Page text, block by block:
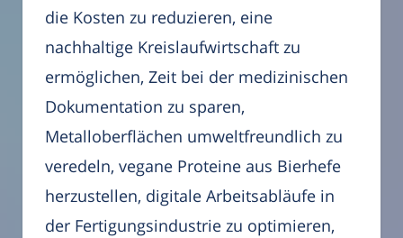
die Kosten zu reduzieren, eine
nachhaltige Kreislaufwirtschaft zu
ermöglichen, Zeit bei der medizinischen
Dokumentation zu sparen,
Metalloberflächen umweltfreundlich zu
veredeln, vegane Proteine aus Bierhefe
herzustellen, digitale Arbeitsabläufe in
der Fertigungsindustrie zu optimieren,